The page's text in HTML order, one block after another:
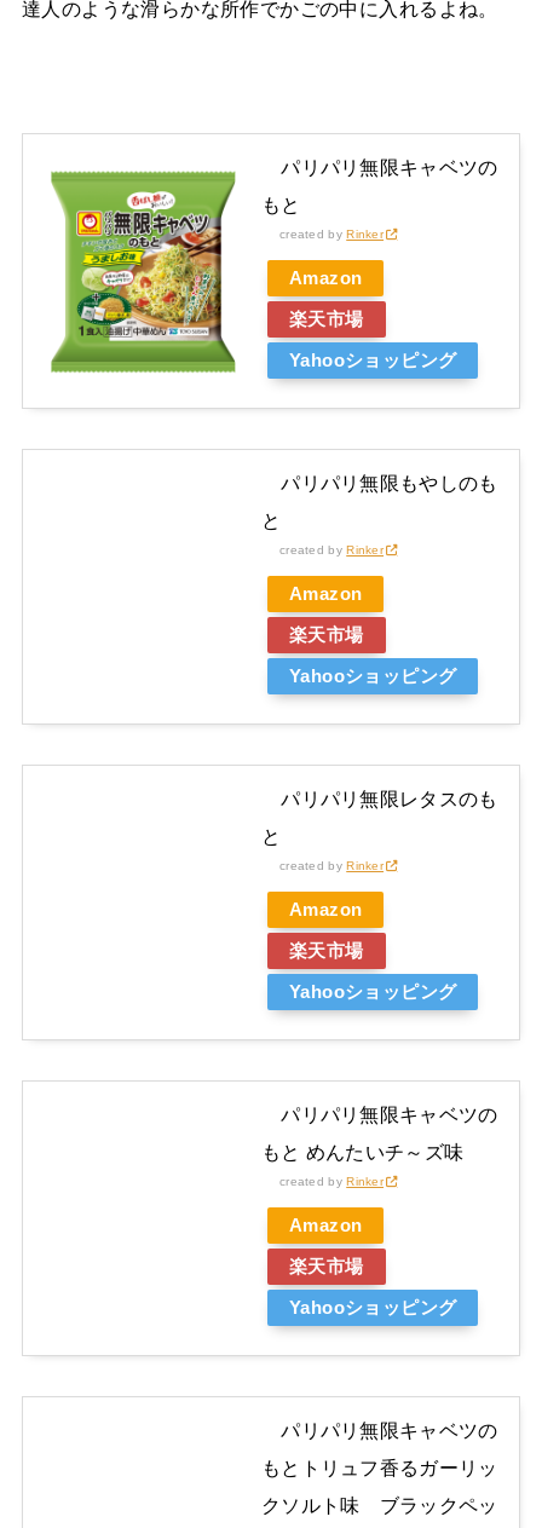
達人のような滑らかな所作でかごの中に入れるよね。
パリパリ無限キャベツの
もと
created byRinker
Amazon
楽天市場
Yahooショッピング
パリパリ無限もやしのも
と
created byRinker
Amazon
楽天市場
Yahooショッピング
パリパリ無限レタスのも
と
created byRinker
Amazon
楽天市場
Yahooショッピング
パリパリ無限キャベツの
もと めんたいチ～ズ味
created byRinker
Amazon
楽天市場
Yahooショッピング
パリパリ無限キャベツの
もとトリュフ香るガーリッ
クソルト味 ブラックペッ